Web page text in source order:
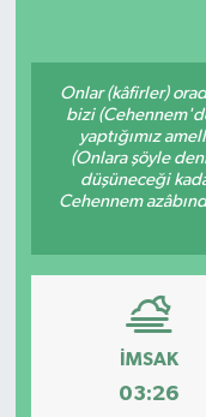
Onlar (kâfirler)
bizi
yaptığımız
(Onlara şöyle
düşüneceği
Cehennem
İMSAK
03:26
Etkinlikler